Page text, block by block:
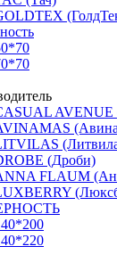
AVENUE
(Дроби)
FLAUM